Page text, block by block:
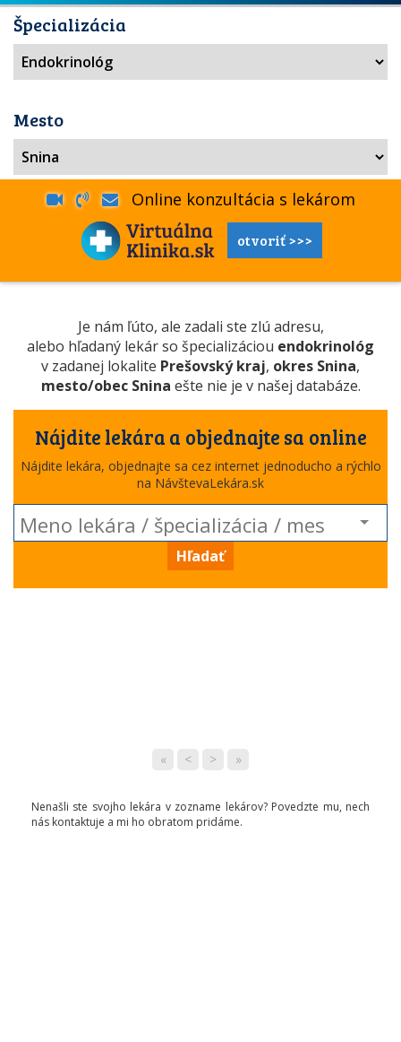
Špecializácia
Mesto
Online konzultácia s lekárom
otvoriť >>>
Je nám ľúto, ale zadali ste zlú adresu,
alebo hľadaný lekár so špecializáciou endokrinológ
v zadanej lokalite Prešovský kraj, okres Snina,
mesto/obec Snina ešte nie je v našej databáze.
Nájdite lekára a objednajte sa online
Nájdite lekára, objednajte sa cez internet jednoducho a rýchlo
na NávštevaLekára.sk
Hľadať
« < > »
Nenašli ste svojho lekára v zozname lekárov? Povedzte mu, nech
nás kontaktuje a mi ho obratom pridáme.